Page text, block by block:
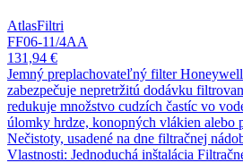
AtlasFiltri
FF06-11/4AA
131,94 €
Jemný preplachovateľný filter
zabezpečuje nepretržitú dodávku
redukuje množstvo cudzích častíc vo
úlomky hrdze, konopných vlákien alebo
Nečistoty, usadené na dne filtračnej
Vlastnosti: Jednoduchá inštalácia